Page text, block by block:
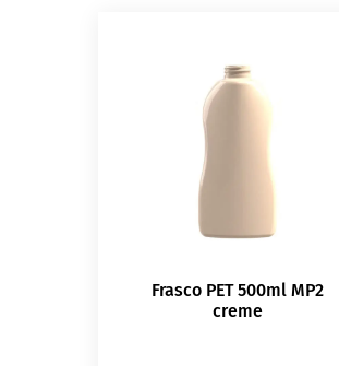
Frasco PET 500ml MP2
creme